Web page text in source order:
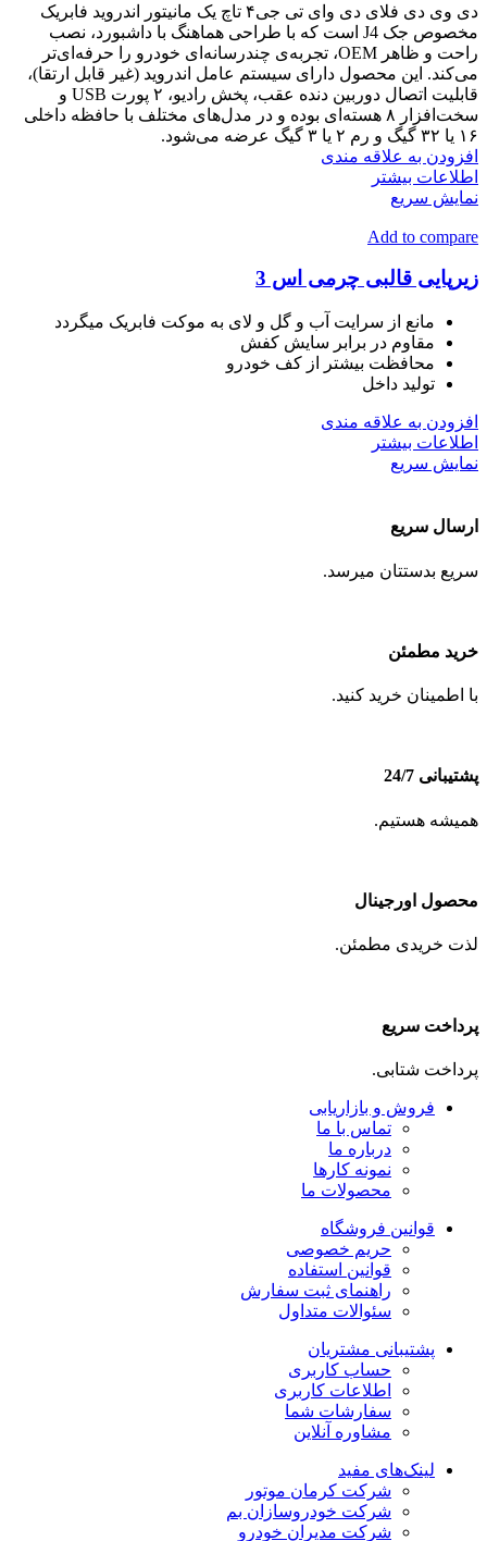
دی وی دی فلای دی وای تی جی۴ تاچ یک مانیتور اندروید فابریک
مخصوص جک J4 است که با طراحی هماهنگ با داشبورد، نصب
راحت و ظاهر OEM، تجربه‌ی چندرسانه‌ای خودرو را حرفه‌ای‌تر
می‌کند. این محصول دارای سیستم عامل اندروید (غیر قابل ارتقا)،
قابلیت اتصال دوربین دنده عقب، پخش رادیو، ۲ پورت USB و
سخت‌افزار ۸ هسته‌ای بوده و در مدل‌های مختلف با حافظه داخلی
۱۶ یا ۳۲ گیگ و رم ۲ یا ۳ گیگ عرضه می‌شود.
افزودن به علاقه مندی
اطلاعات بیشتر
نمایش سریع
Add to compare
زیرپایی قالبی چرمی اس 3
مانع از سرایت آب و گل و لای به موکت فابریک میگردد
مقاوم در برابر سایش کفش
محافظت بیشتر از کف خودرو
تولید داخل
افزودن به علاقه مندی
اطلاعات بیشتر
نمایش سریع
ارسال سریع
سریع بدستتان میرسد.
خرید مطمئن
با اطمینان خرید کنید.
پشتیبانی 24/7
همیشه هستیم.
محصول اورجینال
لذت خریدی مطمئن.
پرداخت سریع
پرداخت شتابی.
فروش و بازاریابی
تماس با ما
درباره ما
نمونه کارها
محصولات ما
قوانین فروشگاه
حریم خصوصی
قوانین استفاده
راهنمای ثبت سفارش
سئوالات متداول
پشتیبانی مشتریان
حساب کاربری
اطلاعات کاربری
سفارشات شما
مشاوره آنلاین
لینک‌های مفید
شرکت کرمان موتور
شرکت خودروسازان بم
شرکت مدیران خودرو